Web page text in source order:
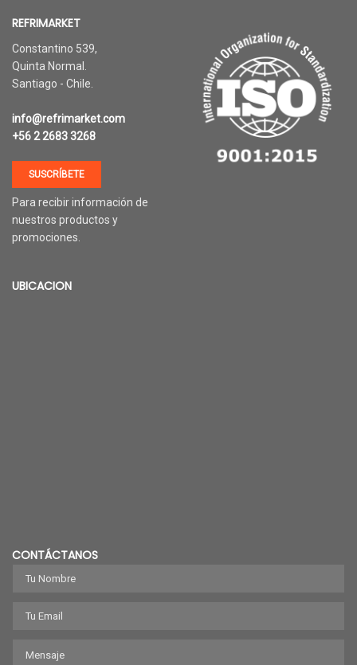
REFRIMARKET
Constantino 539,
Quinta Normal.
Santiago - Chile.
info@refrimarket.com
+56 2 2683 3268
SUSCRÍBETE
Para recibir información de
nuestros productos y
promociones.
UBICACION
CONTÁCTANOS